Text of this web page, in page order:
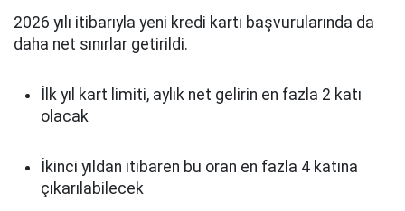
2026 yılı itibarıyla yeni kredi kartı başvurularında da
daha net sınırlar getirildi.
İlk yıl kart limiti, aylık net gelirin en fazla 2 katı
olacak
İkinci yıldan itibaren bu oran en fazla 4 katına
çıkarılabilecek